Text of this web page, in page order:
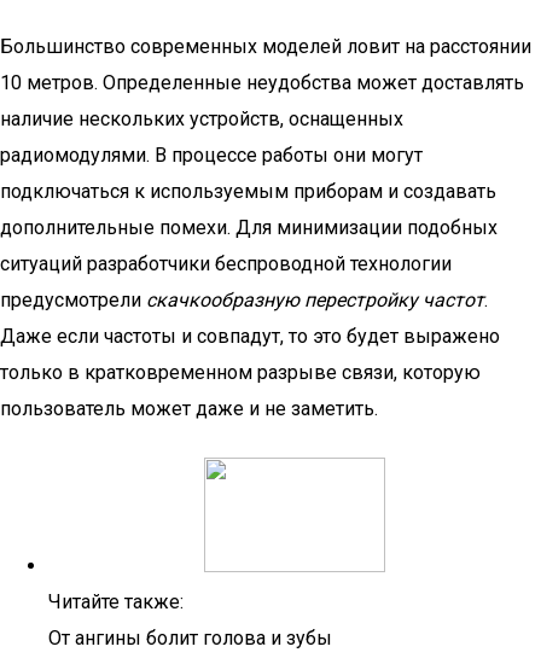
Большинство современных моделей ловит на расстоянии
10 метров. Определенные неудобства может доставлять
наличие нескольких устройств, оснащенных
радиомодулями. В процессе работы они могут
подключаться к используемым приборам и создавать
дополнительные помехи. Для минимизации подобных
ситуаций разработчики беспроводной технологии
предусмотрели скачкообразную перестройку частот.
Даже если частоты и совпадут, то это будет выражено
только в кратковременном разрыве связи, которую
пользователь может даже и не заметить.
Читайте также:
От ангины болит голова и зубы